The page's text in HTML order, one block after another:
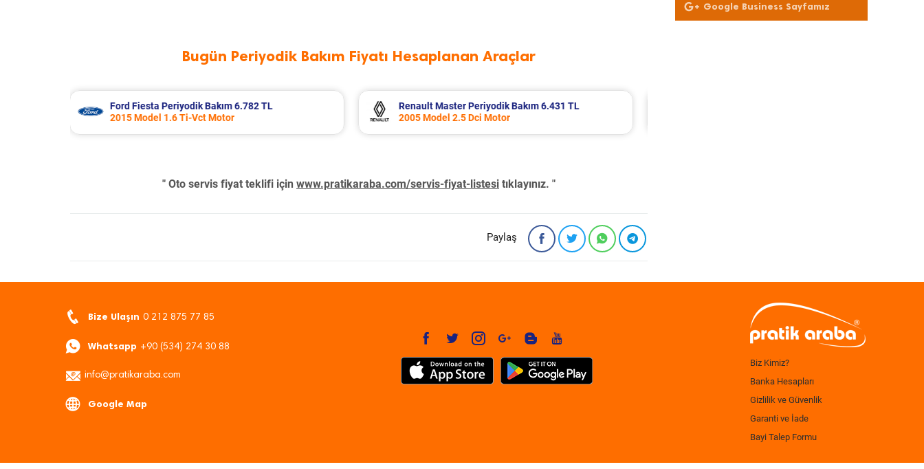
Bugün Periyodik Bakım Fiyatı Hesaplanan Araçlar
Renault Master Periyodik Bakım 6.431 TL
2005 Model 2.5 Dci Motor
Nissan Qashqai Periyodik Bakım 8.857 TL
2025 Model 1.5 e-Power Motor
" Oto servis fiyat teklifi için www.pratikaraba.com/servis-fiyat-listesi tıklayınız. "
Paylaş
Google Business Sayfamız
Bize Ulaşın 0 212 875 77 85
Whatsapp +90 (534) 274 30 88
info@pratikaraba.com
Google Map
Biz Kimiz?
Banka Hesapları
Gizlilik ve Güvenlik
Garanti ve İade
Bayi Talep Formu